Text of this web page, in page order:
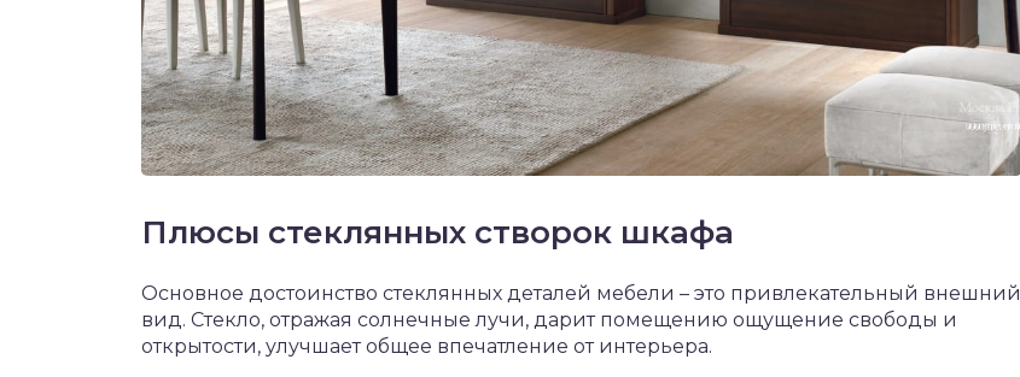
Плюсы стеклянных створок шкафа
Основное достоинство стеклянных деталей мебели – это привлекательный внешний
вид. Стекло, отражая солнечные лучи, дарит помещению ощущение свободы и
открытости, улучшает общее впечатление от интерьера.